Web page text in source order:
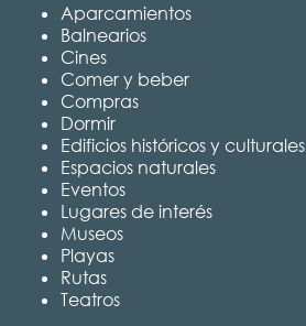
Aparcamientos
Balnearios
Cines
Comer y beber
Compras
Dormir
Edificios históricos y culturales
Espacios naturales
Eventos
Lugares de interés
Museos
Playas
Rutas
Teatros